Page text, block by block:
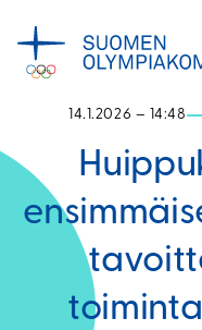
sisältöön
14.1.2026 – 14:48